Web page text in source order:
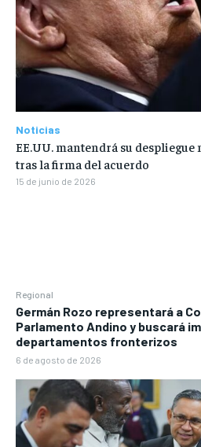
Regional
Germán Rozo representará a
Parlamento Andino y buscará
departamentos fronterizos
6 de agosto de 2026
Noticias
EE.UU. mantendrá su
tras la firma del acuerdo
15 de junio de 2026